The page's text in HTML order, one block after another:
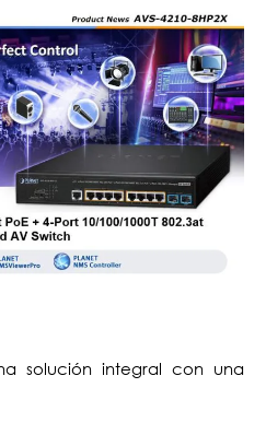
solución integral con una